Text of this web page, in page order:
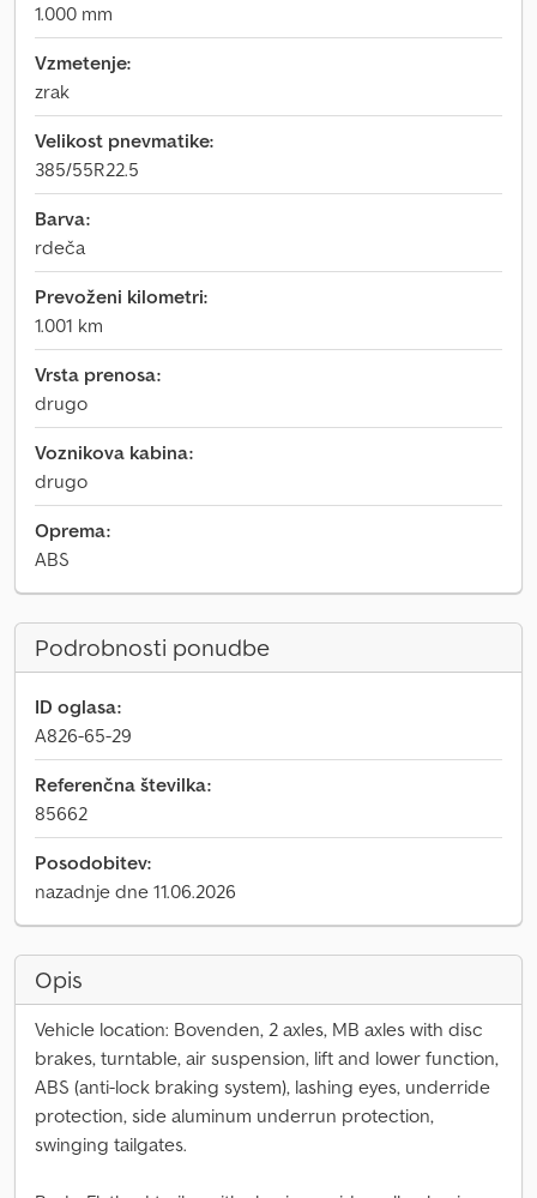
1.000 mm
Vzmetenje:
zrak
Velikost pnevmatike:
385/55R22.5
Barva:
rdeča
Prevoženi kilometri:
1.001 km
Vrsta prenosa:
drugo
Voznikova kabina:
drugo
Oprema:
ABS
Podrobnosti ponudbe
ID oglasa:
A826-65-29
Referenčna številka:
85662
Posodobitev:
nazadnje dne 11.06.2026
Opis
Vehicle location: Bovenden, 2 axles, MB axles with disc
brakes, turntable, air suspension, lift and lower function,
ABS (anti-lock braking system), lashing eyes, underride
protection, side aluminum underrun protection,
swinging tailgates.